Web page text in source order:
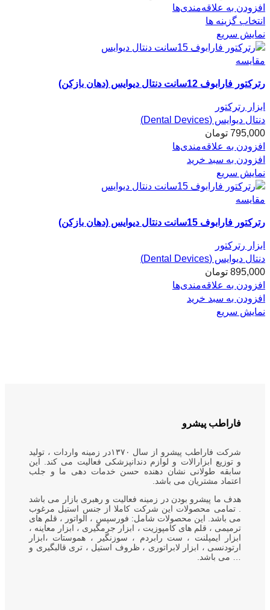
افزودن به علاقه‌مندی‌ها
انتخاب گزینه ها
نمایش سریع
مقایسه
رترکتور فارابوف 12سانت دنتال دیوایس (دهان بازکن)
ابزار رترکتور
دنتال دیوایس (Dental Devices)
795,000 تومان
افزودن به علاقه‌مندی‌ها
افزودن به سبد خرید
نمایش سریع
مقایسه
رترکتور فارابوف 15سانت دنتال دیوایس (دهان بازکن)
ابزار رترکتور
دنتال دیوایس (Dental Devices)
895,000 تومان
افزودن به علاقه‌مندی‌ها
افزودن به سبد خرید
نمایش سریع
فاراطب پیشرو
شرکت فاراطب پیشرو از سال ۱۳۷۰در زمینه واردات ، تولید
و توزیع ابزارالات و لوازم دندانپزشکی فعالیت می کند. این
سابقه طولانی نشان دهنده حسن خدمات دهی ما و جلب
اعتماد مشتریان می باشد.
هدف ما پیشرو بودن در زمینه فعالیت و رهبری بازار می باشد
. تمامی محصولات این شرکت کاملا از جنس استیل مرغوب
می باشد. این محصولات شامل: فورسپس ، الواتور ، قلم های
ترمیمی ، قلم های کامپوزیت ، ابزار جرمگیری ، ابزار معاینه ،
ابزار ایمپلنت ، ست رابردم ، سوزنگیر ، هموستات ،ابزار
ارتودنسی ، ابزار لابراتوری ، ظروف استیل ، تری قالبگیری و
… می باشد.